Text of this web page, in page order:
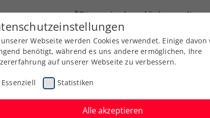
ÖTV Landesverbände News
Ausbildung Services Über uns
Webseite werden Cookies verwendet. Einige davon
benötigt, während es uns andere ermöglichen, Ihre
auf unserer Webseite zu verbessern.
Essenziell Statistiken
Alle akzeptieren